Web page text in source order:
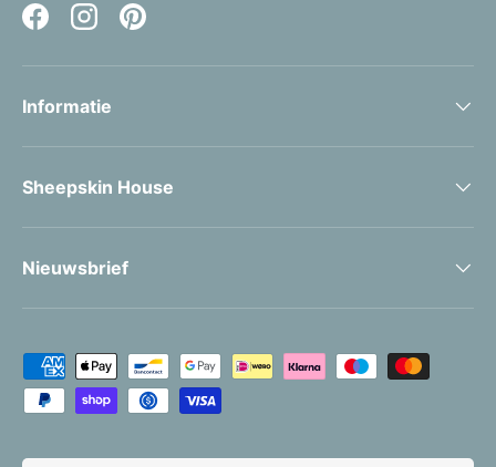
FacebookInstagramPinterest
Informatie
Sheepskin House
Nieuwsbrief
Geaccepteerde betaalmethoden